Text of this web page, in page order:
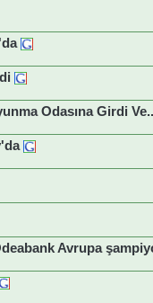
Odasına Girdi
Avrupa